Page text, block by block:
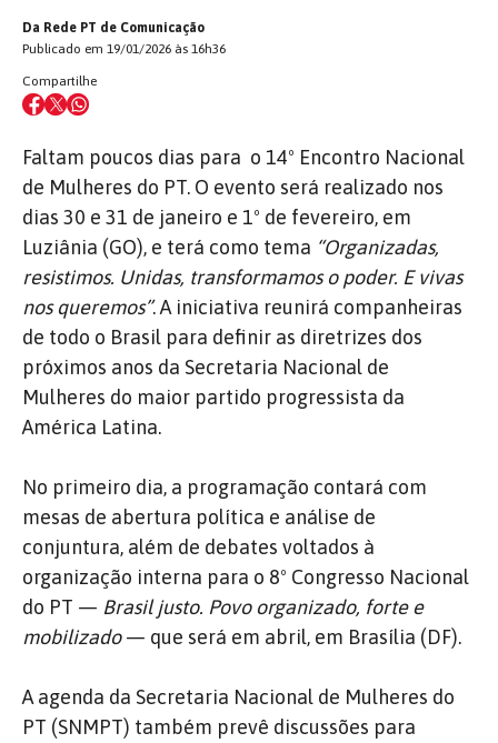
Da Rede PT de Comunicação
Publicado em 19/01/2026 às 16h36
Compartilhe
Faltam poucos dias para o 14º Encontro Nacional
de Mulheres do PT. O evento será realizado nos
dias 30 e 31 de janeiro e 1º de fevereiro, em
Luziânia (GO), e terá como tema “Organizadas,
resistimos. Unidas, transformamos o poder. E vivas
nos queremos”. A iniciativa reunirá companheiras
de todo o Brasil para definir as diretrizes dos
próximos anos da Secretaria Nacional de
Mulheres do maior partido progressista da
América Latina.
No primeiro dia, a programação contará com
mesas de abertura política e análise de
conjuntura, além de debates voltados à
organização interna para o 8º Congresso Nacional
do PT — Brasil justo. Povo organizado, forte e
mobilizado— que será em abril, em Brasília (DF).
A agenda da Secretaria Nacional de Mulheres do
PT (SNMPT) também prevê discussões para